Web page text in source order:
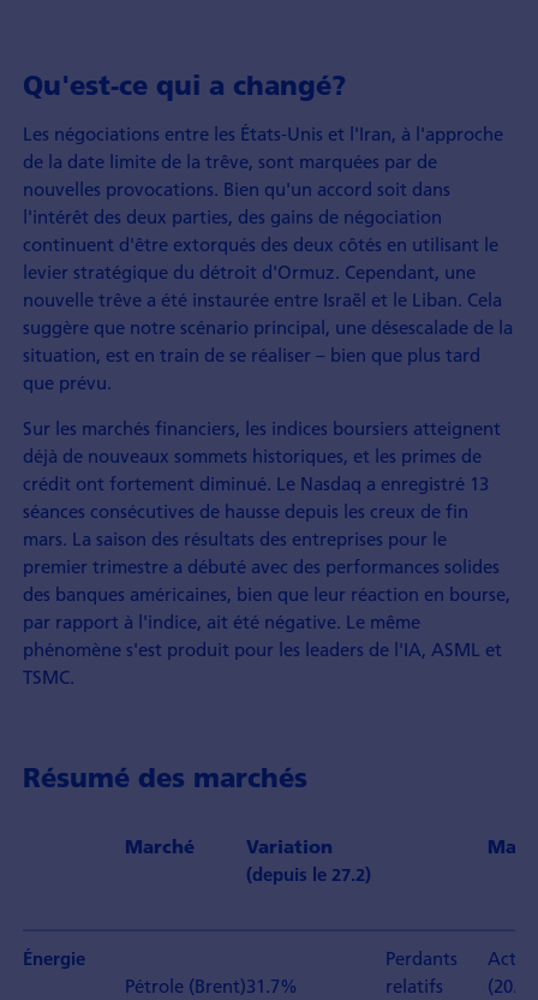
Qu'est-ce qui a changé?
Les négociations entre les États-Unis et l'Iran, à l'approche
de la date limite de la trêve, sont marquées par de
nouvelles provocations. Bien qu'un accord soit dans
l'intérêt des deux parties, des gains de négociation
continuent d'être extorqués des deux côtés en utilisant le
levier stratégique du détroit d'Ormuz. Cependant, une
nouvelle trêve a été instaurée entre Israël et le Liban. Cela
suggère que notre scénario principal, une désescalade de la
situation, est en train de se réaliser – bien que plus tard
que prévu.
Sur les marchés financiers, les indices boursiers atteignent
déjà de nouveaux sommets historiques, et les primes de
crédit ont fortement diminué. Le Nasdaq a enregistré 13
séances consécutives de hausse depuis les creux de fin
mars. La saison des résultats des entreprises pour le
premier trimestre a débuté avec des performances solides
des banques américaines, bien que leur réaction en bourse,
par rapport à l'indice, ait été négative. Le même
phénomène s'est produit pour les leaders de l'IA, ASML et
TSMC.
Résumé des marchés
Marché Variation
(depuis le 27.2)
Énergie
Pétrole (Brent)31.7%
Perdants
relatifs
(20.4.)